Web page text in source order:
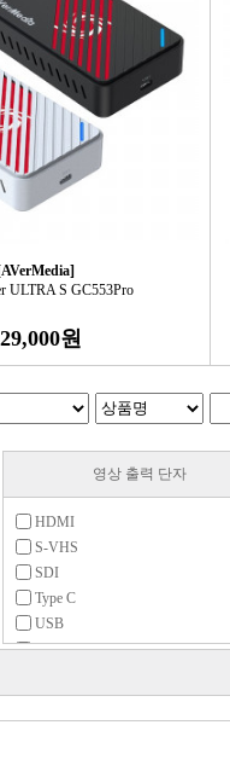
[AVerMedia]
ULTRA S GC553Pro
원
영상 출력 단자
HDMI
S-VHS
SDI
Type C
USB
컴포넌트